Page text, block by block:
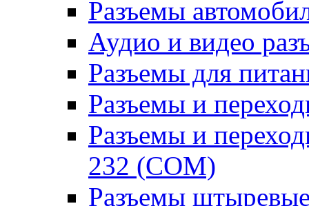
Разъемы
Аудио и видео
Разъемы для
Разъемы и
Разъемы и
232 (COM)
Разъемы